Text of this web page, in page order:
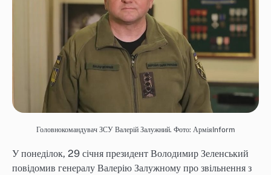
Головнокомандувач ЗСУ Валерій Залужний. Фото: АрміяInform
У понеділок, 29 січня президент Володимир Зеленський
повідомив генералу Валерію Залужному про звільнення з